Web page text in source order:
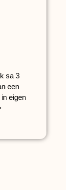
sa 3
een
eigen